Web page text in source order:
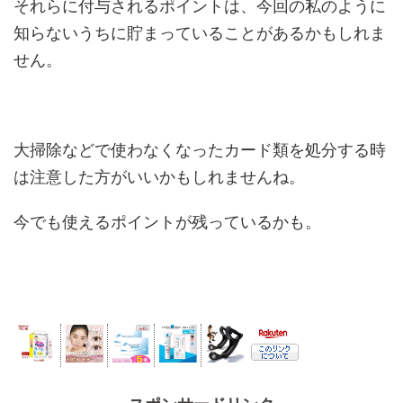
知らないうちに貯まっていることがあるかもしれま
せん。
大掃除などで使わなくなったカード類を処分する時
は注意した方がいいかもしれませんね。
今でも使えるポイントが残っているかも。